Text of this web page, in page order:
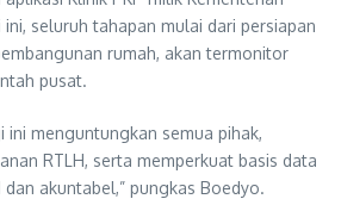
ini, seluruh tahapan mulai dari persiapan
rumah, akan termonitor
pusat.
ini menguntungkan semua pihak,
RTLH, serta memperkuat basis data
akuntabel,” pungkas Boedyo.